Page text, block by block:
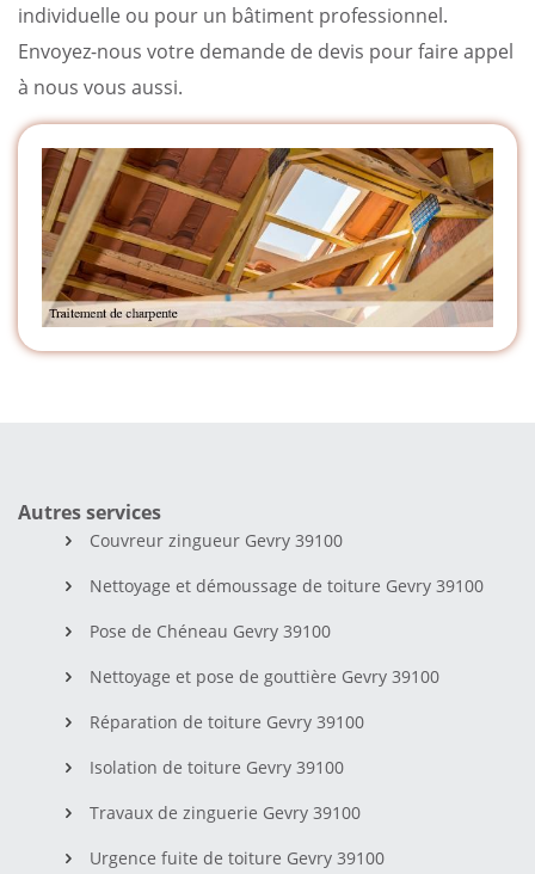
individuelle ou pour un bâtiment professionnel.
Envoyez-nous votre demande de devis pour faire appel
à nous vous aussi.
Autres services
Couvreur zingueur Gevry 39100
Nettoyage et démoussage de toiture Gevry 39100
Pose de Chéneau Gevry 39100
Nettoyage et pose de gouttière Gevry 39100
Réparation de toiture Gevry 39100
Isolation de toiture Gevry 39100
Travaux de zinguerie Gevry 39100
Urgence fuite de toiture Gevry 39100